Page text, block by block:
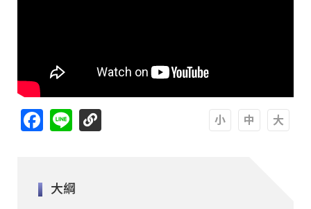
Facebook
Line
大綱